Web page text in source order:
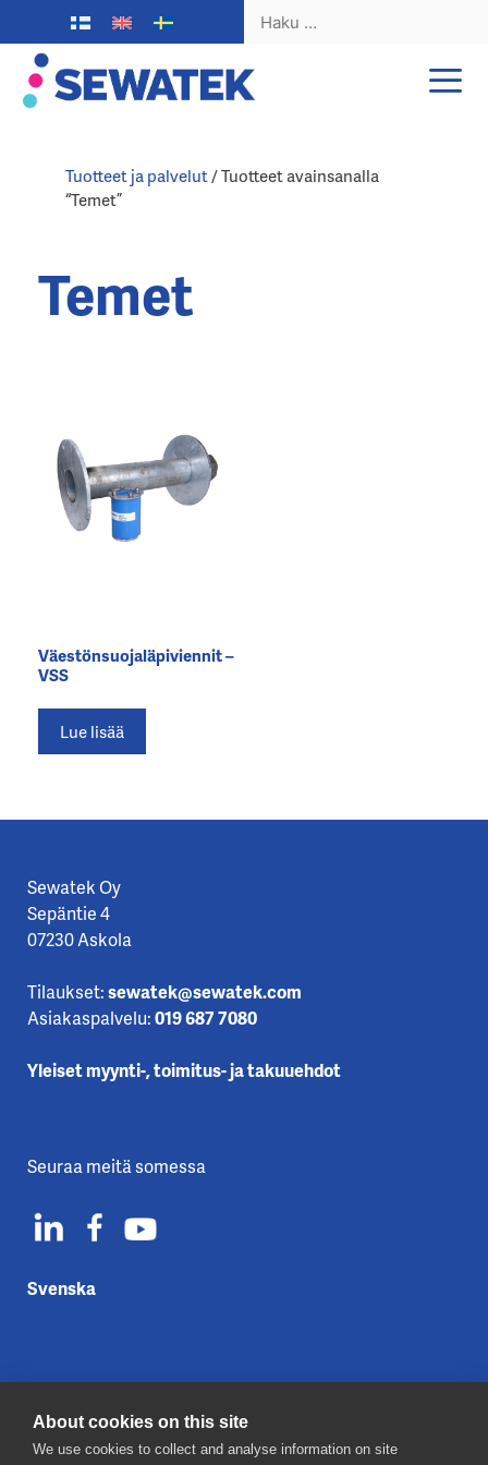
Haku:
Siirry
sisältöön
Tuotteet ja palvelut/ Tuotteet avainsanalla
“Temet”
Temet
Väestönsuojaläpiviennit –
VSS
Lue lisää
Sewatek Oy
Sepäntie 4
07230 Askola
Tilaukset:sewatek@sewatek.com
Asiakaspalvelu:019 687 7080
Yleiset myynti-, toimitus- ja takuuehdot
Seuraa meitä somessa
Svenska
Ota yhteyttä
About cookies on this site
We use cookies to collect and analyse information on site